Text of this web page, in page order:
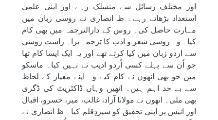
اور مختلف رسائل سے منسلک رہے اور اپنی علمی
استعداد بڑھاتے رہے۔ ظ انصاری نے روسی زبان میں
مہارت حاصل کی۔ روس کے دارالترجمہ میں بھی کام
کیا۔ وہ روسی شعر و ادب کا ترجمہ براہ راست روسی
سے اردو زبان میں کیا کرتے تھے اور یہ ایک ایسا کام تھا
جو اُن سے پہلے کسی اُردو ادیب نے نہیں کیا۔ ماسکو
میں جو بھی انھوں نے کام کیے وہ اپنے معیار کے لحاظ
سے بے حد اہم ہیں۔ انھیں وہاں ڈاکٹریٹ کی ڈگری
بھی ملی۔ انھوں نے مولانا آزاد، غالب، میر، خسرو، اقبال
اور انیس پر اپنی تحقیق کو سپردِ‌قلم کیا۔ ظ انصاری نے